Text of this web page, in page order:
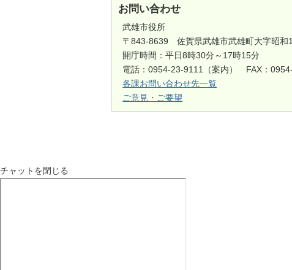
お問い合わせ
武雄市役所
〒843-8639 佐賀県武雄市武雄町大字昭和
開庁時間：平日8時30分～17時15分
電話：0954-23-9111（案内） FAX：0954-
各課お問い合わせ先一覧
ご意見・ご要望
チャットを閉じる